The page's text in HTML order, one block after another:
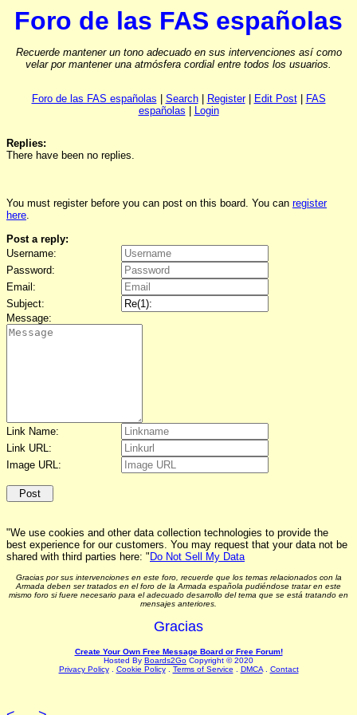
Foro de las FAS españolas
Recuerde mantener un tono adecuado en sus intervenciones así como
velar por mantener una atmósfera cordial entre todos los usuarios.
Foro de las FAS españolas Search| Register| Edit Post|
FAS
españolas
Login
Replies:
There have been no replies.
You must register before you can post on this board. You can register
here.
Post a reply:
Username:
Password:
Email:
Subject:
Message:
Link Name:
Link URL:
Image URL:
"We use cookies and other data collection technologies to provide the
best experience for our customers. You may request that your data not be
shared with third parties here: " Do Not Sell My Data
Gracias por sus intervenciones en este foro, recuerde que los temas relacionados con la
Armada deben ser tratados en el foro de la Armada española pudiéndose tratar en este
mismo foro si fuere necesario para el adecuado desarrollo del tema que se está tratando en
mensajes anteriores.
Gracias
Create Your Own Free Message Board or Free Forum!
Hosted By Boards2Go Copyright © 2020
Privacy Policy. Cookie Policy. Terms of Service DMCA. Contact